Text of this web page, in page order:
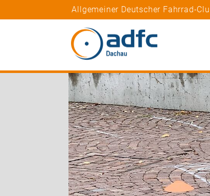
Allgemeiner Deutscher Fahrrad-